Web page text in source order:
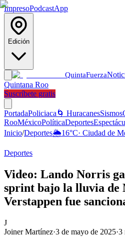
ImpresoPodcastApp
Edición
QuintaFuerza
Quintana Roo
Suscríbete gratis
PortadaPoliciaca 🌀 HuracanesSismos
RooMéxicoPolíticaDeportes
Inicio/Deportes🌦️16°C· Ciudad de
Deportes
Video: Lando Norris
sprint bajo la lluvia de
Verstappen fue
J
Joiner Martínez·3 de mayo de 2025·3